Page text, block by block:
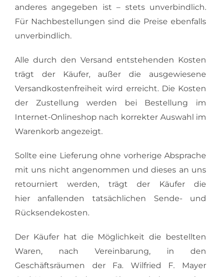
anderes angegeben ist – stets unverbindlich.
Für Nachbestellungen sind die Preise ebenfalls
unverbindlich.
Alle durch den Versand entstehenden Kosten
trägt der Käufer, außer die ausgewiesene
Versandkostenfreiheit wird erreicht. Die Kosten
der Zustellung werden bei Bestellung im
Internet-Onlineshop nach korrekter Auswahl im
Warenkorb angezeigt.
Sollte eine Lieferung ohne vorherige Absprache
mit uns nicht angenommen und dieses an uns
retourniert werden, trägt der Käufer die
hier anfallenden tatsächlichen Sende- und
Rücksendekosten.
Der Käufer hat die Möglichkeit die bestellten
Waren, nach Vereinbarung, in den
Geschäftsräumen der Fa. Wilfried F. Mayer